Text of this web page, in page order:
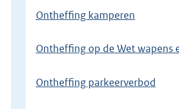
Ontheffing kamperen
Ontheffing op de Wet wapens
Ontheffing parkeerverbod